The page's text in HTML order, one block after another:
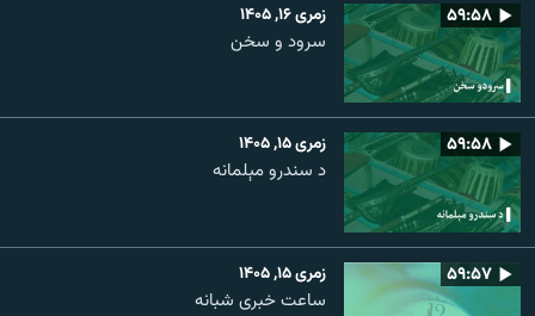
۵۹:۵۸ زمری ۱۶, ۱۴۰۵
سرود و سخن
۵۹:۵۸ زمری ۱۵, ۱۴۰۵
د سندرو مېلمانه
۵۹:۵۷ زمری ۱۵, ۱۴۰۵
ساعت خبری شبانه